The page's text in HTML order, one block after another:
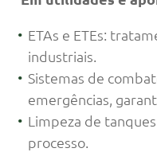
ETAs e ETEs:
industriais.
Sistemas de
emergências,
Limpeza de
processo.